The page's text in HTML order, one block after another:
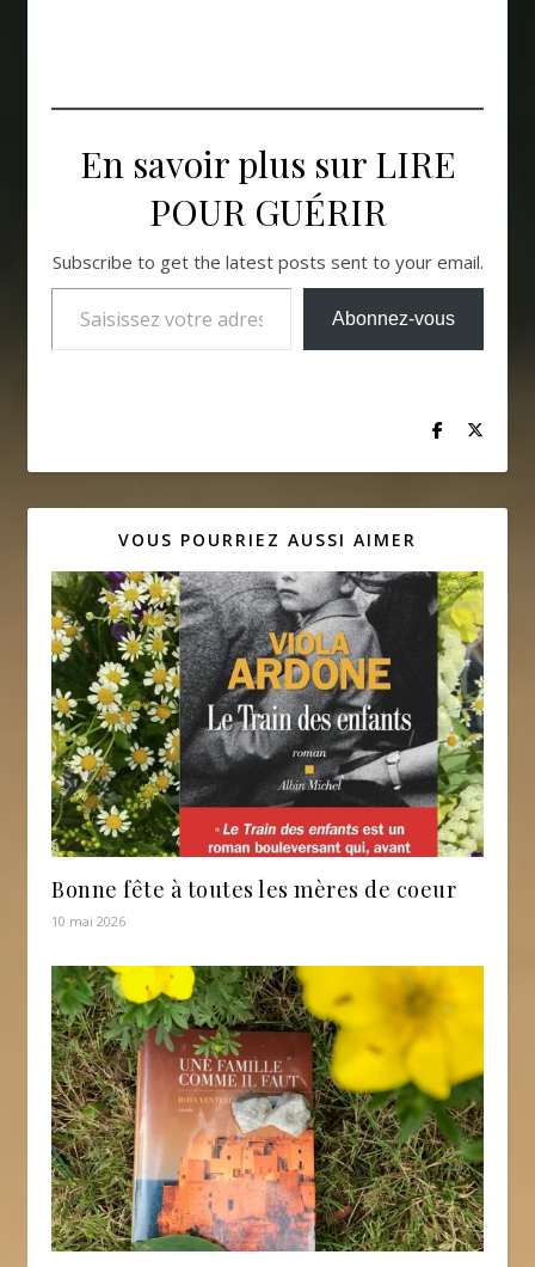
En savoir plus sur LIRE
POUR GUÉRIR
Subscribe to get the latest posts sent to your email.
Saisissez votre adresse e-mail…
Abonnez-vous
VOUS POURRIEZ AUSSI AIMER
Bonne fête à toutes les mères de coeur
10 mai 2026